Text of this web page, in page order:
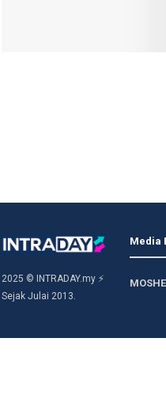
2025 © INTRADAY.my ⚡
Sejak Julai 2013.
Media